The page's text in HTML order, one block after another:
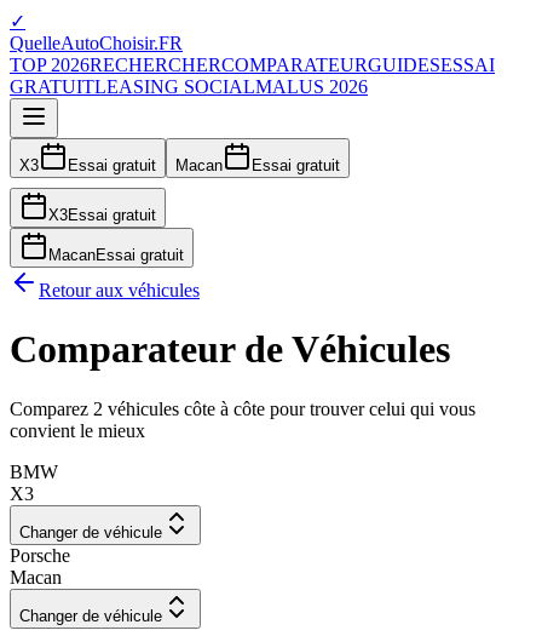
✓
QuelleAutoChoisir.FR
TOP 2026RECHERCHERCOMPARATEURGUIDESESSAI
GRATUITLEASING SOCIALMALUS 2026
X3 Essai gratuit Macan Essai gratuit
X3Essai gratuit
MacanEssai gratuit
Retour aux véhicules
Comparateur de Véhicules
Comparez 2 véhicules côte à côte pour trouver celui qui vous
convient le mieux
BMW
X3
Changer de véhicule
Porsche
Macan
Changer de véhicule